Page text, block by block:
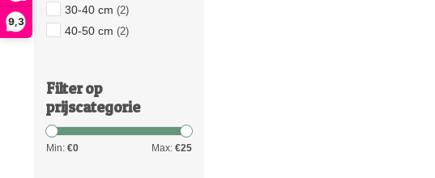
9,3
30-40 cm (2)
40-50 cm (2)
Filter op
prijscategorie
Min: €0 Max: €25